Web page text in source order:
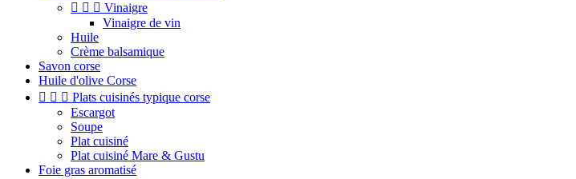
   Vinaigre
Vinaigre de vin
Huile
Crème balsamique
Savon corse
Huile d'olive Corse
   Plats cuisinés typique corse
Escargot
Soupe
Plat cuisiné
Plat cuisiné Mare & Gustu
Foie gras aromatisé